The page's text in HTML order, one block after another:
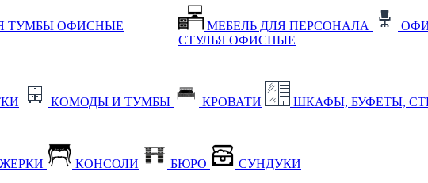
ТУМБЫ ОФИСНЫЕ
МЕБЕЛЬ ДЛЯ ПЕРСОНАЛА
СТУЛЬЯ ОФИСНЫЕ
КОМОДЫ И ТУМБЫ КРОВАТИ ШКАФЫ, БУФЕТЫ,
КОНСОЛИ БЮРО СУНДУКИ